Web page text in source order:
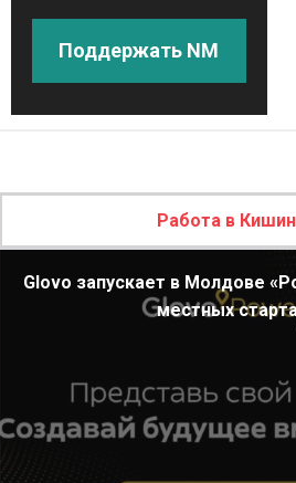
Поддержать NM
Работа в
Glovo запускает в Молдове
местных